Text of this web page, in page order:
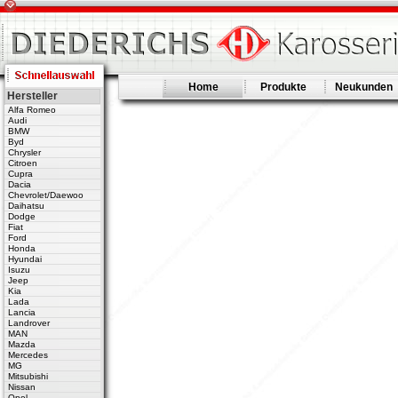
Home Produkte Neukunden
Hersteller
Alfa Romeo
Audi
BMW
Byd
Chrysler
Citroen
Cupra
Dacia
Chevrolet/Daewoo
Daihatsu
Dodge
Fiat
Ford
Honda
Hyundai
Isuzu
Jeep
Kia
Lada
Lancia
Landrover
MAN
Mazda
Mercedes
MG
Mitsubishi
Nissan